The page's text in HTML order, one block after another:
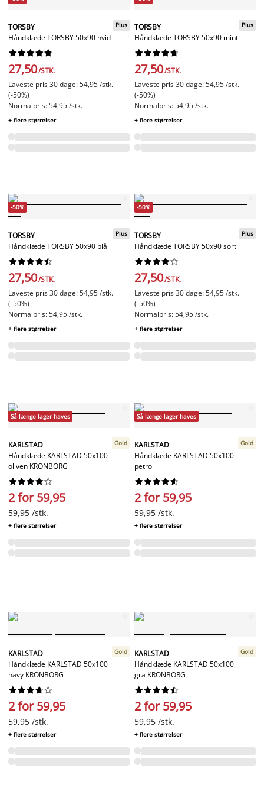
TORSBY
Håndklæde TORSBY 50x90 hvid
Plus






27,50/STK.
Laveste pris 30 dage: 54,95 /stk.
(-50%)
Normalpris: 54,95 /stk.
+ flere størrelser
TORSBY
Håndklæde TORSBY 50x90 mint
Plus






27,50/STK.
Laveste pris 30 dage: 54,95 /stk.
(-50%)
Normalpris: 54,95 /stk.
+ flere størrelser
-50%
TORSBY
Håndklæde TORSBY 50x90 blå
Plus






27,50/STK.
Laveste pris 30 dage: 54,95 /stk.
(-50%)
Normalpris: 54,95 /stk.
+ flere størrelser
-50%
TORSBY
Håndklæde TORSBY 50x90 sort
Plus






27,50/STK.
Laveste pris 30 dage: 54,95 /stk.
(-50%)
Normalpris: 54,95 /stk.
+ flere størrelser
Så længe lager haves
KARLSTAD
Håndklæde KARLSTAD 50x100
oliven KRONBORG
Gold






2 for 59,95
59,95 /stk.
+ flere størrelser
Så længe lager haves
KARLSTAD
Håndklæde KARLSTAD 50x100
petrol
Gold






2 for 59,95
59,95 /stk.
+ flere størrelser
KARLSTAD
Håndklæde KARLSTAD 50x100
navy KRONBORG
Gold






2 for 59,95
59,95 /stk.
+ flere størrelser
KARLSTAD
Håndklæde KARLSTAD 50x100
grå KRONBORG
Gold






2 for 59,95
59,95 /stk.
+ flere størrelser